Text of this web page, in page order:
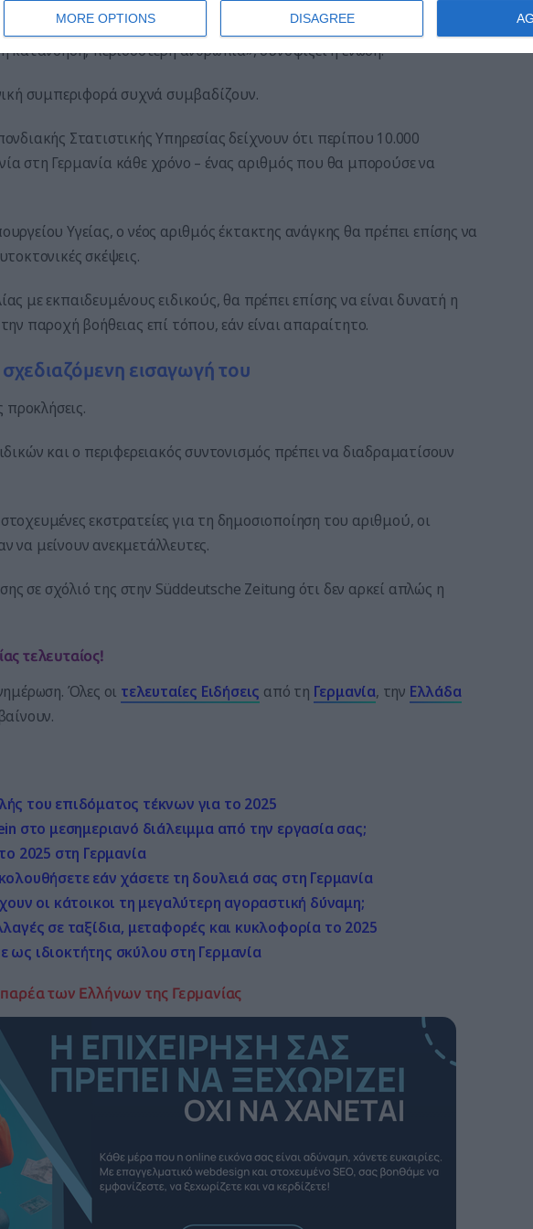
MORE OPTIONS DISAGREE
στο κοινωνικό περιβάλλον.
κατανόηση, περισσότερη ανθρωπιά», συνοψίζει η ένωση.
συμπεριφορά συχνά συμβαδίζουν.
Στατιστικής Υπηρεσίας δείχνουν ότι περίπου 10.000
στη Γερμανία κάθε χρόνο – ένας αριθμός που θα μπορούσε να
Υγείας, ο νέος αριθμός έκτακτης ανάγκης θα πρέπει επίσης να
σκέψεις.
με εκπαιδευμένους ειδικούς, θα πρέπει επίσης να είναι δυνατή η
παροχή βοήθειας επί τόπου, εάν είναι απαραίτητο.
εισαγωγή του
προκλήσεις.
και ο περιφερειακός συντονισμός πρέπει να διαδραματίσουν
εκστρατείες για τη δημοσιοποίηση του αριθμού, οι
να μείνουν ανεκμετάλλευτες.
σε σχόλιό της στην Süddeutsche Zeitung ότι δεν αρκεί απλώς η
τελευταίος!
Όλες οι τελευταίες Ειδήσεις από τη Γερμανία, την Ελλάδα
του επιδόματος τέκνων για το 2025
στο μεσημεριανό διάλειμμα από την εργασία σας;
2025 στη Γερμανία
εάν χάσετε τη δουλειά σας στη Γερμανία
οι κάτοικοι τη μεγαλύτερη αγοραστική δύναμη;
σε ταξίδια, μεταφορές και κυκλοφορία το 2025
ιδιοκτήτης σκύλου στη Γερμανία
των Ελλήνων της Γερμανίας